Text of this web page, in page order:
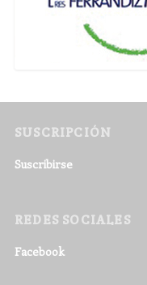
SUSCRIPCIÓN
Suscribirse
REDES SOCIALES
Facebook